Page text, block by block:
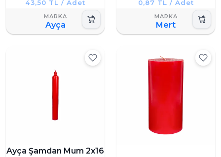
43,50 TL / Adet
Ayça
0,87 TL / Adet
Mert
Ayça Şamdan Mum 2x16